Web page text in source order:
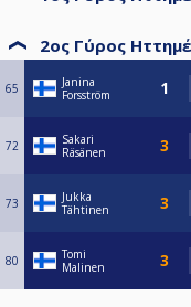
2ος Γύρος
65
Janina
Forsström
72
Sakari
Räsänen
73
Jukka
Tähtinen
80
Tomi
Malinen